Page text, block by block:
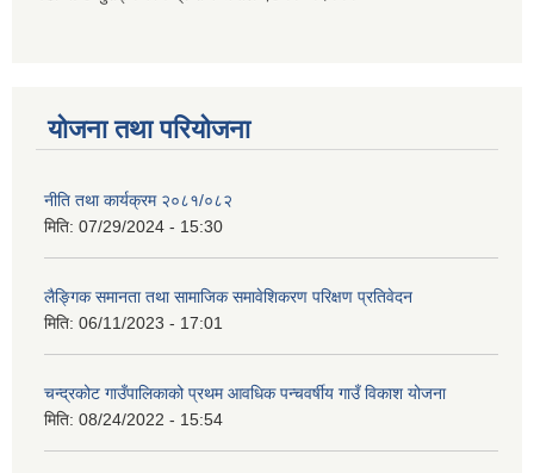
योजना तथा परियोजना
नीति तथा कार्यक्रम २०८१/०८२
मिति: 07/29/2024 - 15:30
लैङ्गिक समानता तथा सामाजिक समावेशिकरण परिक्षण प्रतिवेदन
मिति: 06/11/2023 - 17:01
चन्द्रकोट गाउँपालिकाको प्रथम आवधिक पन्चवर्षीय गाउँ विकाश योजना
मिति: 08/24/2022 - 15:54